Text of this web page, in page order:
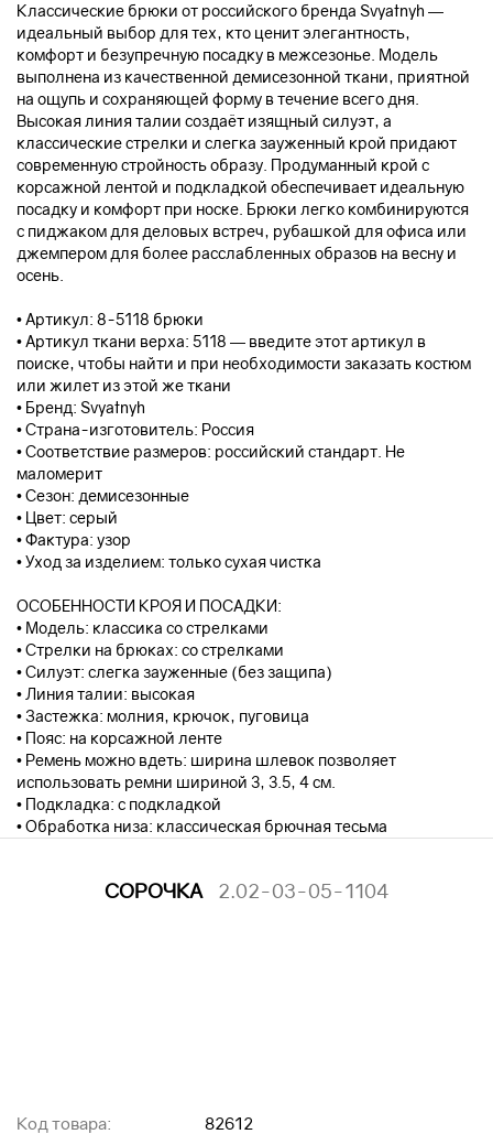
Классические брюки от российского бренда Svyatnyh —
идеальный выбор для тех, кто ценит элегантность,
комфорт и безупречную посадку в межсезонье. Модель
выполнена из качественной демисезонной ткани, приятной
на ощупь и сохраняющей форму в течение всего дня.
Высокая линия талии создаёт изящный силуэт, а
классические стрелки и слегка зауженный крой придают
современную стройность образу. Продуманный крой с
корсажной лентой и подкладкой обеспечивает идеальную
посадку и комфорт при носке. Брюки легко комбинируются
с пиджаком для деловых встреч, рубашкой для офиса или
джемпером для более расслабленных образов на весну и
осень.
• Артикул: 8-5118 брюки
• Артикул ткани верха: 5118 — введите этот артикул в
поиске, чтобы найти и при необходимости заказать костюм
или жилет из этой же ткани
• Бренд: Svyatnyh
• Страна-изготовитель: Россия
• Соответствие размеров: российский стандарт. Не
маломерит
• Сезон: демисезонные
• Цвет: серый
• Фактура: узор
• Уход за изделием: только сухая чистка
ОСОБЕННОСТИ КРОЯ И ПОСАДКИ:
• Модель: классика со стрелками
• Стрелки на брюках: со стрелками
• Силуэт: слегка зауженные (без защипа)
• Линия талии: высокая
• Застежка: молния, крючок, пуговица
• Пояс: на корсажной ленте
• Ремень можно вдеть: ширина шлевок позволяет
использовать ремни шириной 3, 3.5, 4 см.
• Подкладка: с подкладкой
• Обработка низа: классическая брючная тесьма
СОРОЧКА 2.02-03-05-1104
Код товара:
82612